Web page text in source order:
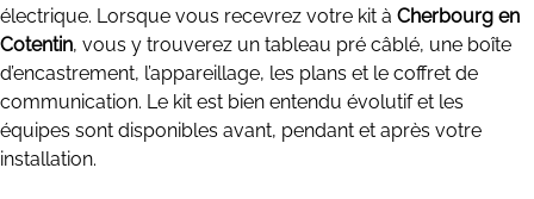
électrique. Lorsque vous recevrez votre kit à Cherbourg en
Cotentin, vous y trouverez un tableau pré câblé, une boîte
d’encastrement, l’appareillage, les plans et le coffret de
communication. Le kit est bien entendu évolutif et les
équipes sont disponibles avant, pendant et après votre
installation.